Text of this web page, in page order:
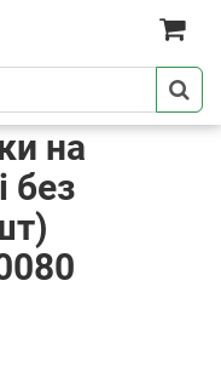
на
без